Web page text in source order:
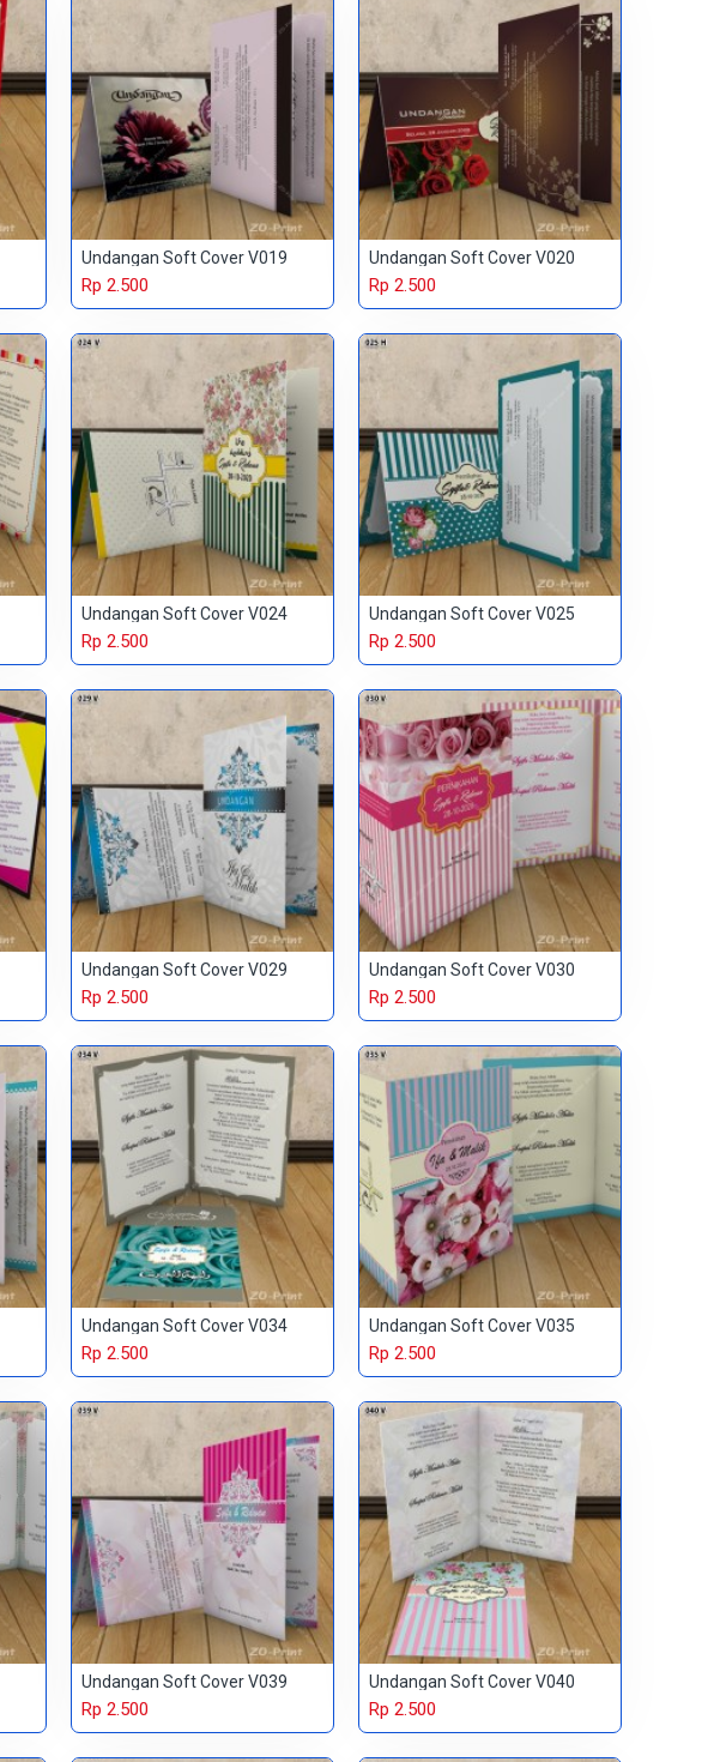
Undangan Soft Cover V019
Rp 2.500
Undangan Soft Cover V020
Rp 2.500
Undangan Soft Cover V024
Rp 2.500
Undangan Soft Cover V025
Rp 2.500
Undangan Soft Cover V029
Rp 2.500
Undangan Soft Cover V030
Rp 2.500
Undangan Soft Cover V034
Rp 2.500
Undangan Soft Cover V035
Rp 2.500
Undangan Soft Cover V039
Rp 2.500
Undangan Soft Cover V040
Rp 2.500